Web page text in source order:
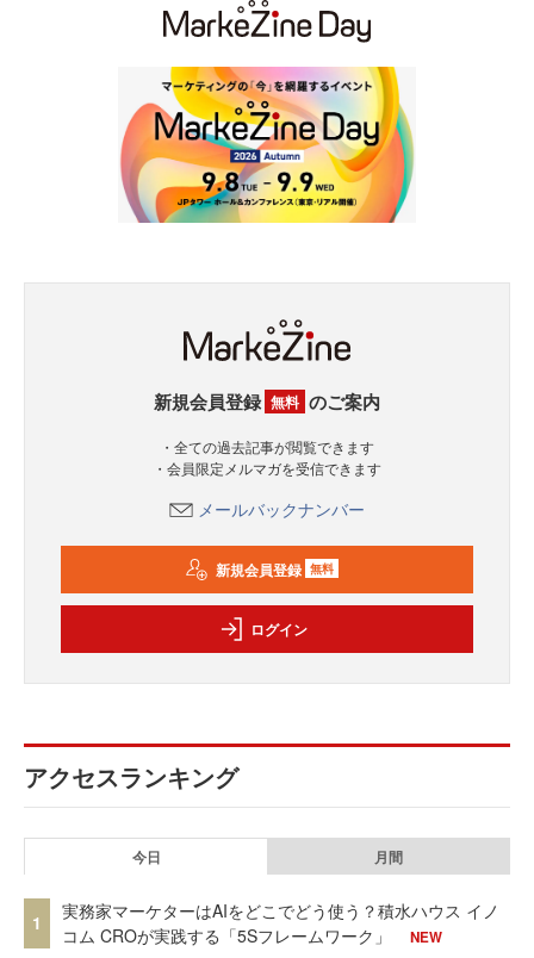
新規会員登録 無料 のご案内
・全ての過去記事が閲覧できます
・会員限定メルマガを受信できます
メールバックナンバー
新規会員登録 無料
ログイン
アクセスランキング
今日 月間
1
実務家マーケターはAIをどこでどう使う？積水ハウス イノ
コム CROが実践する「5Sフレームワーク」
NEW